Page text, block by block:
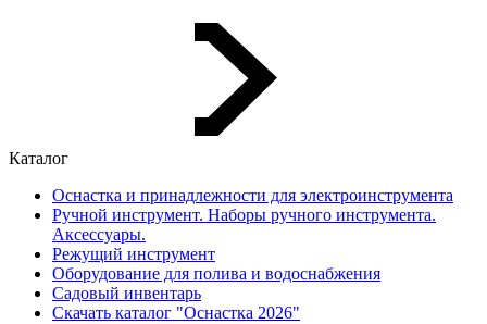
Каталог
Оснастка и принадлежности для электроинструмента
Ручной инструмент. Наборы ручного инструмента.
Аксессуары.
Режущий инструмент
Оборудование для полива и водоснабжения
Садовый инвентарь
Скачать каталог "Оснастка 2026"